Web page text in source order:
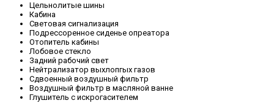
Цельнолитые шины
Кабина
Световая сигнализация
Подрессоренное сиденье опреатора
Отопитель кабины
Лобовое стекло
Задний рабочий свет
Нейтрализатор выхлопгых газов
Сдвоенный воздушный фильтр
Воздушный фильтр в масляной ванне
Глушитель с искрогасителем